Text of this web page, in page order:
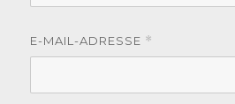
E-MAIL-ADRESSE *